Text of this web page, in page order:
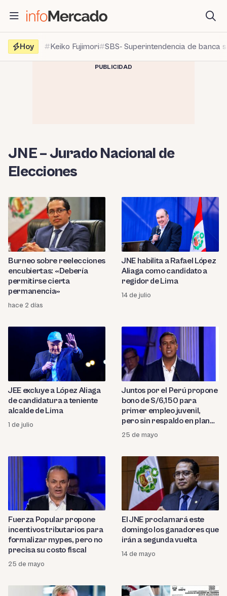
contenido
Hoy
Keiko Fujimori SBS- Superintendencia de banca
PUBLICIDAD
JNE – Jurado Nacional de
Elecciones
Burneo sobre reelecciones
encubiertas: «Debería
permitirse cierta
permanencia»
hace 2 días
JNE habilita a Rafael López
Aliaga como candidato a
regidor de Lima
14 de julio
JEE excluye a López Aliaga
de candidatura a teniente
alcalde de Lima
1 de julio
Juntos por el Perú propone
bono de S/6,150 para
primer empleo juvenil,
pero sin respaldo en plan
de gobierno
25 de mayo
Fuerza Popular propone
incentivos tributarios para
formalizar mypes, pero no
precisa su costo fiscal
25 de mayo
El JNE proclamará este
domingo los ganadores que
irán a segunda vuelta
14 de mayo